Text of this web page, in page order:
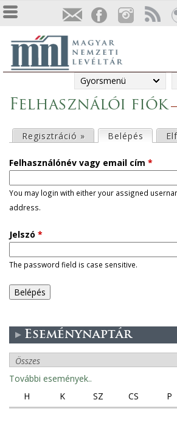
Gyorsmenü
Felhasználói fiók
l
s
ő
d
l
e
e
s
Regisztráció » Belépés (aktív
Felhasználónév vagy email cím *
You may login with either your assigned
address.
Jelszó *
The password field is case sensitive.
Eseménynaptár
További események..
H
K SZ CS P